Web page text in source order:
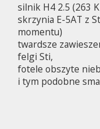
silnik H4 2.5 (263
skrzynia E-5AT z
momentu)
twardsze
felgi Sti,
fotele obszyte
i tym podobne